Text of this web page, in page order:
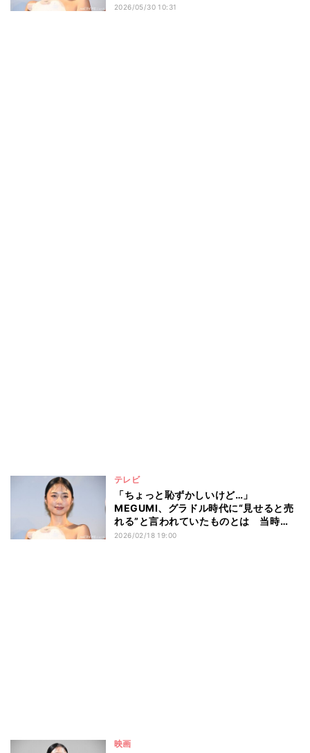
2026/05/30 10:31
テレビ
「ちょっと恥ずかしいけど…」
MEGUMI、グラドル時代に“見せると売
れる”と言われていたものとは 当時
は“ポーズ”で差別化
2026/02/18 19:00
映画